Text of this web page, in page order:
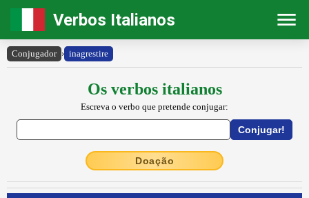
Verbos Italianos
Conjugador › inagrestire
Os verbos italianos
Escreva o verbo que pretende conjugar:
Doação